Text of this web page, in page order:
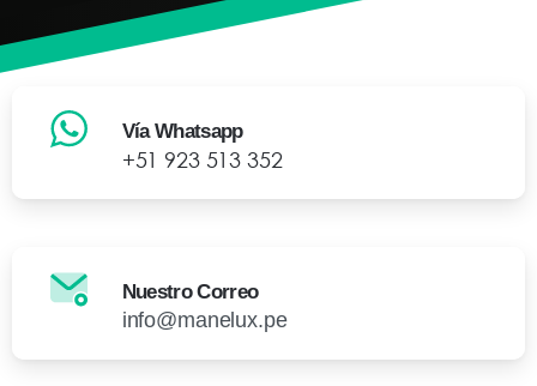
Vía Whatsapp
+51 923 513 352
Nuestro Correo
info@manelux.pe